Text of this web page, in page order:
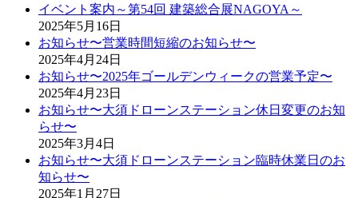
イベント案内～第54回 建築総合展NAGOYA～
2025年5月16日
お知らせ〜営業時間短縮のお知らせ〜
2025年4月24日
お知らせ〜2025年ゴールデンウィークの営業予定〜
2025年4月23日
お知らせ〜大須ドローンステーション休日変更のお知
らせ〜
2025年3月4日
お知らせ〜大須ドローンステーション臨時休業日のお
知らせ〜
2025年1月27日